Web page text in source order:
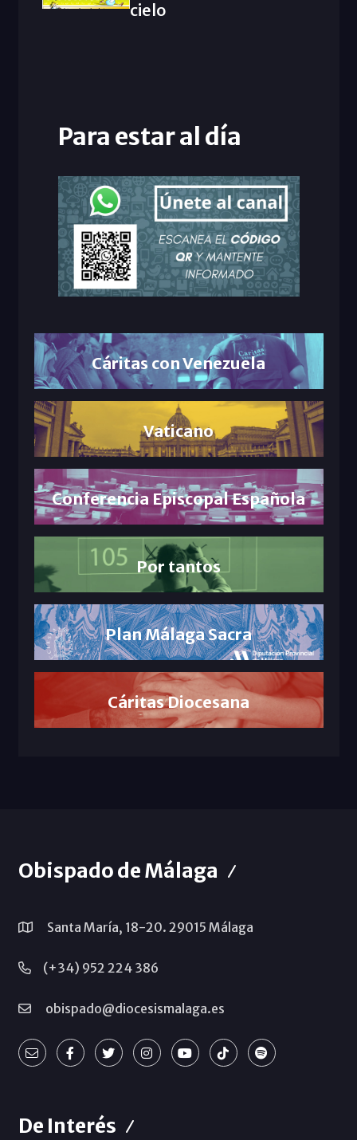
cielo
Para estar al día
Cáritas con Venezuela
Vaticano
Conferencia Episcopal Española
Por tantos
Plan Málaga Sacra
Cáritas Diocesana
Obispado de Málaga
Santa María, 18-20. 29015 Málaga
(+34) 952 224 386
obispado@diocesismalaga.es
De Interés